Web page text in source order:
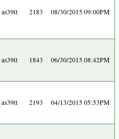
as39tt 2183 08/30/2015 09:00PM
as39tt 1843 06/30/2015 08:42PM
as39tt 2193 04/13/2015 05:53PM